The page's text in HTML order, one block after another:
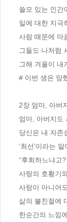
쓸모 있는 인간
일에 대한 지극
사람 때문에 마
그들도 나처럼
그해 겨울이 내
# 이번 생은 망
2장 엄마, 아버
엄마, 아버지도
당신은 내 자존
‘최선’이라는
“후회하느냐고
사랑의 호황기
사랑이 아니어
삶의 불친절에
한순간의 느낌